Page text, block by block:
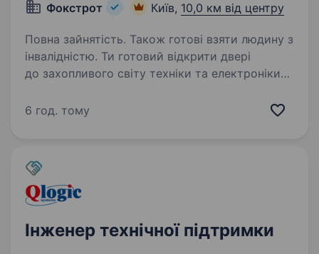
Фокстрот
Київ, 10,0 км від центру
Повна зайнятість. Також готові взяти людину з
інвалідністю. Ти готовий відкрити двері
до захопливого світу техніки та електроніки?
справжнім експертом у цьому напрямку? Тоді
6 год. тому
Інженер технічної підтримки